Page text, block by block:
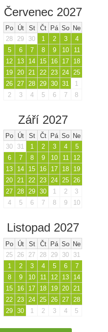
Červenec 2027
Po Út St Čt Pá So Ne
28
29 30 1 2 3
4
5
6 7 8 9 10
11
12
13 14 15 16 17
18
19
20 21 22 23 24
25
26
27 28 29 30 31
1
2
3 4 5 6 7 8
Září 2027
Po Út St Čt Pá So Ne
30
31 1 2 3 4
5
6
7 8 9 10 11
12
13
14 15 16 17 18
19
20 21 22 23 24 25 26
27 28 29 30 1 2
3
4
5 6 7 8 9 10
Listopad 2027
Po Út St Čt Pá So Ne
25
26 27 28 29 30
31
1
2 3 4 5 6
7
8
9 10 11 12 13
14
15
16 17 18 19 20
21
22
23 24 25 26 27
28
29 30 1 2 3 4 5